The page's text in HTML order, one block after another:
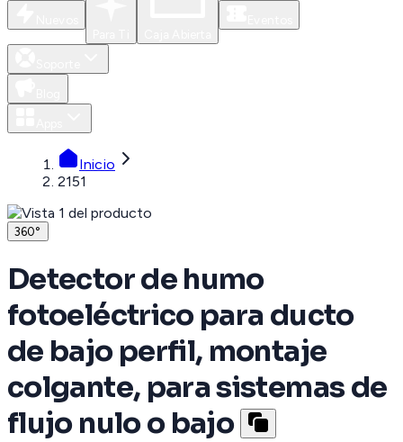
Inicio
2151
360°
Detector de humo
fotoeléctrico para ducto
de bajo perfil, montaje
colgante, para sistemas de
flujo nulo o bajo